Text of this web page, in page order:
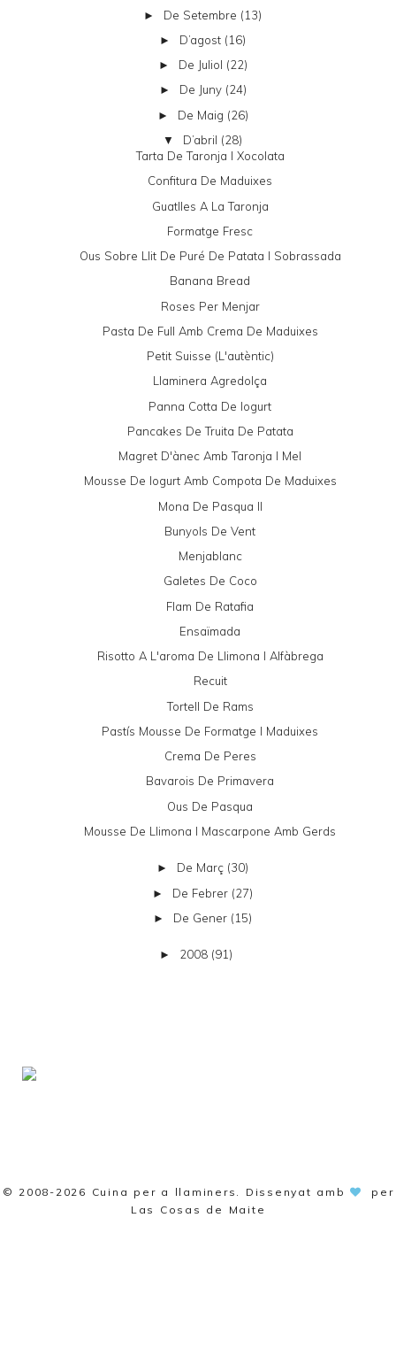
► De Setembre (13)
► D’agost (16)
► De Juliol (22)
► De Juny (24)
► De Maig (26)
▼ D’abril (28)
Tarta De Taronja I Xocolata
Confitura De Maduixes
Guatlles A La Taronja
Formatge Fresc
Ous Sobre Llit De Puré De Patata I Sobrassada
Banana Bread
Roses Per Menjar
Pasta De Full Amb Crema De Maduixes
Petit Suisse (l'autèntic)
Llaminera Agredolça
Panna Cotta De Iogurt
Pancakes De Truita De Patata
Magret D'ànec Amb Taronja I Mel
Mousse De Iogurt Amb Compota De Maduixes
Mona De Pasqua II
Bunyols De Vent
Menjablanc
Galetes De Coco
Flam De Ratafia
Ensaïmada
Risotto A L'aroma De Llimona I Alfàbrega
Recuit
Tortell De Rams
Pastís Mousse De Formatge I Maduixes
Crema De Peres
Bavarois De Primavera
Ous De Pasqua
Mousse De Llimona I Mascarpone Amb Gerds
► De Març (30)
► De Febrer (27)
► De Gener (15)
► 2008 (91)
© 2008-2026 Cuina per a llaminers . Dissenyat amb
per
Las Cosas de Maite